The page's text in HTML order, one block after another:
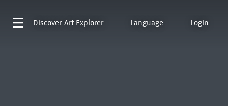
Discover Art Explorer Language Login